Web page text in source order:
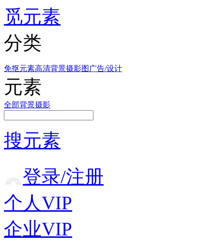
觅元素
分类
免抠元素高清背景摄影图 广告/设计
元素
全部背景摄影
搜元素
登录/注册
个人VIP
企业VIP